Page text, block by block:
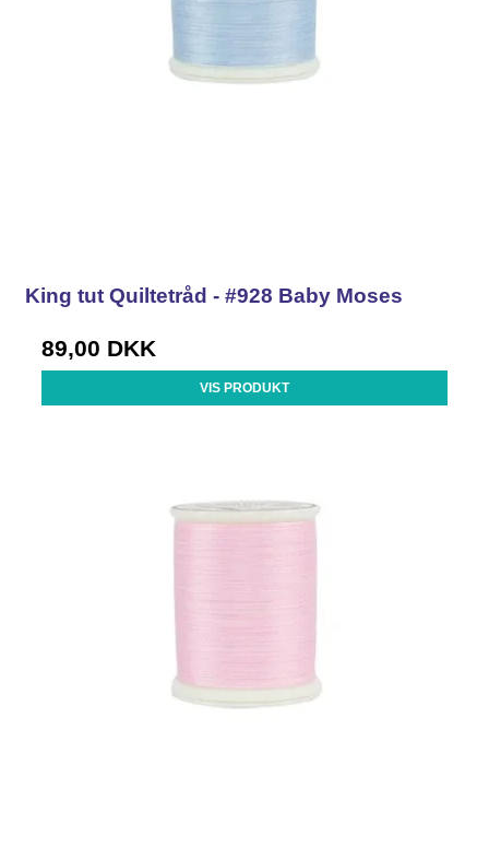
King tut Quiltetråd - #928 Baby Moses
89,00 DKK
VIS PRODUKT